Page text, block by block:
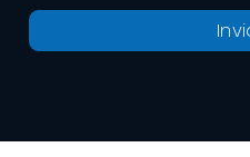
Richiesta
La richiesta non